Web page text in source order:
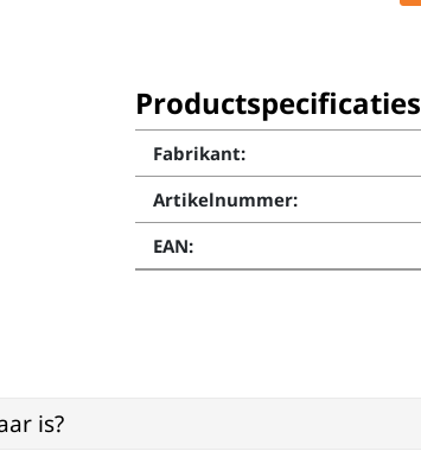
Productspecificaties
Fabrikant:
Artikelnummer:
EAN:
is?